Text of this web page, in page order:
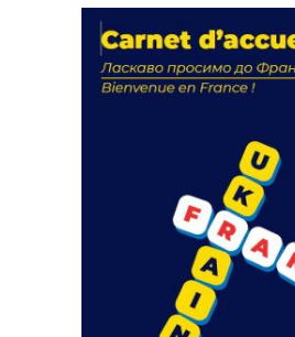
actions
18 septembre 2023
FEUILLETER